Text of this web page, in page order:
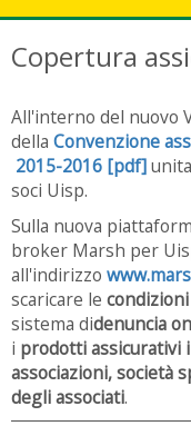
Copertura
All'interno del nuovo
della Convenzione
2015-2016 [pdf]
soci Uisp.
Sulla nuova
broker Marsh per
all'indirizzo
scaricare le
sistema didenuncia
i prodotti
associazioni, società
degli associati.